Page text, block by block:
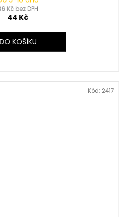
Kč bez DPH
44 Kč
DO KOŠÍKU
Kód: 2417